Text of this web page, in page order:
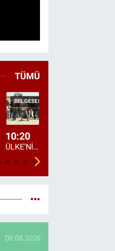
TÜMÜ
BELGESEL
10:20
ÜLKE'NİN ÇOCUKLARI
08.08.2026